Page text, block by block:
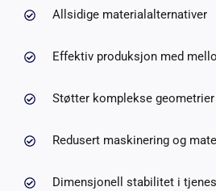
Allsidige materialalternativer
Effektiv produksjon med
Støtter komplekse geometrier
Redusert maskinering og
Dimensjonell stabilitet i